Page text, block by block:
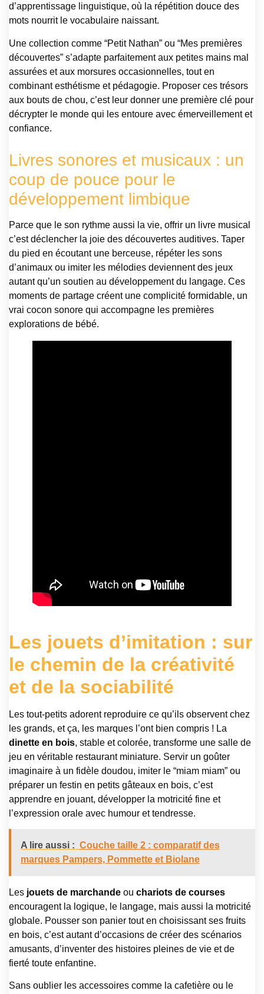
d’apprentissage linguistique, où la répétition douce des
mots nourrit le vocabulaire naissant.
Une collection comme “Petit Nathan” ou “Mes premières
découvertes” s’adapte parfaitement aux petites mains mal
assurées et aux morsures occasionnelles, tout en
combinant esthétisme et pédagogie. Proposer ces trésors
aux bouts de chou, c’est leur donner une première clé pour
décrypter le monde qui les entoure avec émerveillement et
confiance.
Livres sonores et musicaux : un
coup de pouce pour le
développement limbique
Parce que le son rythme aussi la vie, offrir un livre musical
c’est déclencher la joie des découvertes auditives. Taper
du pied en écoutant une berceuse, répéter les sons
d’animaux ou imiter les mélodies deviennent des jeux
autant qu’un soutien au développement du langage. Ces
moments de partage créent une complicité formidable, un
vrai cocon sonore qui accompagne les premières
explorations de bébé.
Les jouets d’imitation : sur
le chemin de la créativité
et de la sociabilité
Les tout-petits adorent reproduire ce qu’ils observent chez
les grands, et ça, les marques l’ont bien compris ! La
dinette en bois, stable et colorée, transforme une salle de
jeu en véritable restaurant miniature. Servir un goûter
imaginaire à un fidèle doudou, imiter le “miam miam” ou
préparer un festin en petits gâteaux en bois, c’est
apprendre en jouant, développer la motricité fine et
l’expression orale avec humour et tendresse.
A lire aussi : Couche taille 2 : comparatif des
marques Pampers, Pommette et Biolane
Les jouets de marchande ou chariots de courses
encouragent la logique, le langage, mais aussi la motricité
globale. Pousser son panier tout en choisissant ses fruits
en bois, c’est autant d’occasions de créer des scénarios
amusants, d’inventer des histoires pleines de vie et de
fierté toute enfantine.
Sans oublier les accessoires comme la cafetière ou le